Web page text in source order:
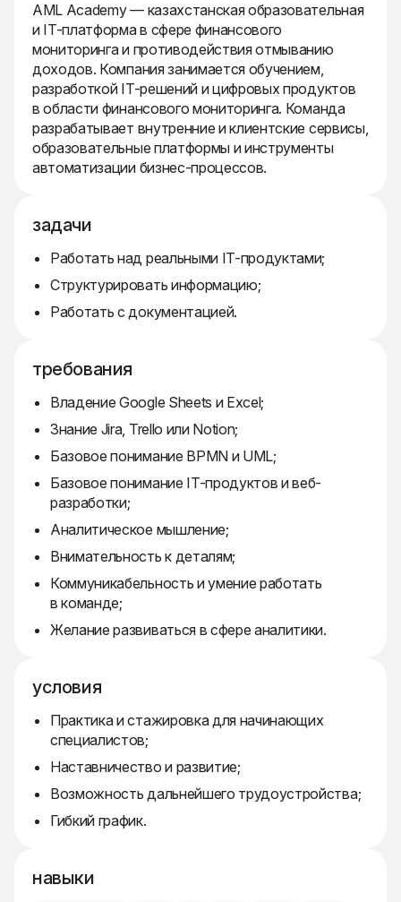
AML Academy — казахстанская образовательная
и IT-платформа в сфере финансового
мониторинга и противодействия отмыванию
доходов. Компания занимается обучением,
разработкой IT-решений и цифровых продуктов
в области финансового мониторинга. Команда
разрабатывает внутренние и клиентские сервисы,
образовательные платформы и инструменты
автоматизации бизнес-процессов.
задачи
Работать над реальными IT-продуктами;
Структурировать информацию;
Работать с документацией.
требования
Владение Google Sheets и Excel;
Знание Jira, Trello или Notion;
Базовое понимание BPMN и UML;
Базовое понимание IT-продуктов и веб-
разработки;
Аналитическое мышление;
Внимательность к деталям;
Коммуникабельность и умение работать
в команде;
Желание развиваться в сфере аналитики.
условия
Практика и стажировка для начинающих
специалистов;
Наставничество и развитие;
Возможность дальнейшего трудоустройства;
Гибкий график.
навыки